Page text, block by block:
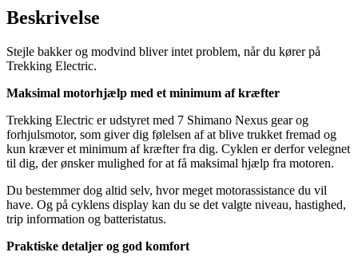
Beskrivelse
Stejle bakker og modvind bliver intet problem, når du kører på
Trekking Electric.
Maksimal motorhjælp med et minimum af kræfter
Trekking Electric er udstyret med 7 Shimano Nexus gear og
forhjulsmotor, som giver dig følelsen af at blive trukket fremad og
kun kræver et minimum af kræfter fra dig. Cyklen er derfor velegnet
til dig, der ønsker mulighed for at få maksimal hjælp fra motoren.
Du bestemmer dog altid selv, hvor meget motorassistance du vil
have. Og på cyklens display kan du se det valgte niveau, hastighed,
trip information og batteristatus.
Praktiske detaljer og god komfort